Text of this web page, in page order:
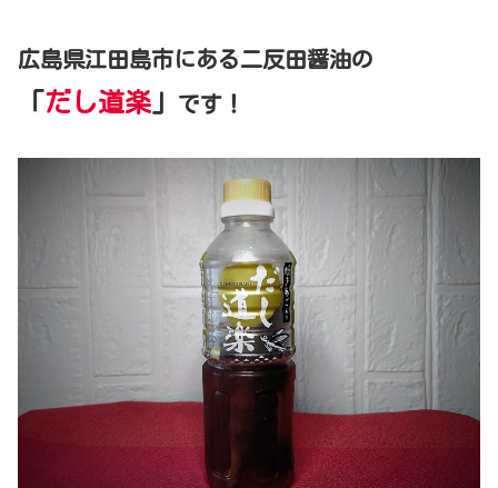
広島県江田島市にある二反田醤油の
だし道楽 です！